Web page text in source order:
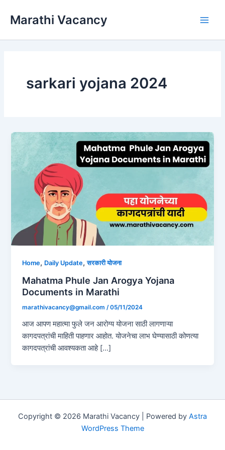
Marathi Vacancy
sarkari yojana 2024
Home, Daily Update,सरकारी योजना
Mahatma Phule Jan Arogya Yojana
Documents in Marathi
marathivacancy@gmail.com /05/11/2024
आज आपण महात्मा फुले जन आरोग्य योजना साठी लागणाऱ्या
कागदपत्रांची माहिती पाहणार आहोत. योजनेचा लाभ घेण्यासाठी कोणत्या
कागदपत्रांची आवश्यकता आहे […]
Copyright © 2026 Marathi Vacancy | Powered by Astra
WordPress Theme